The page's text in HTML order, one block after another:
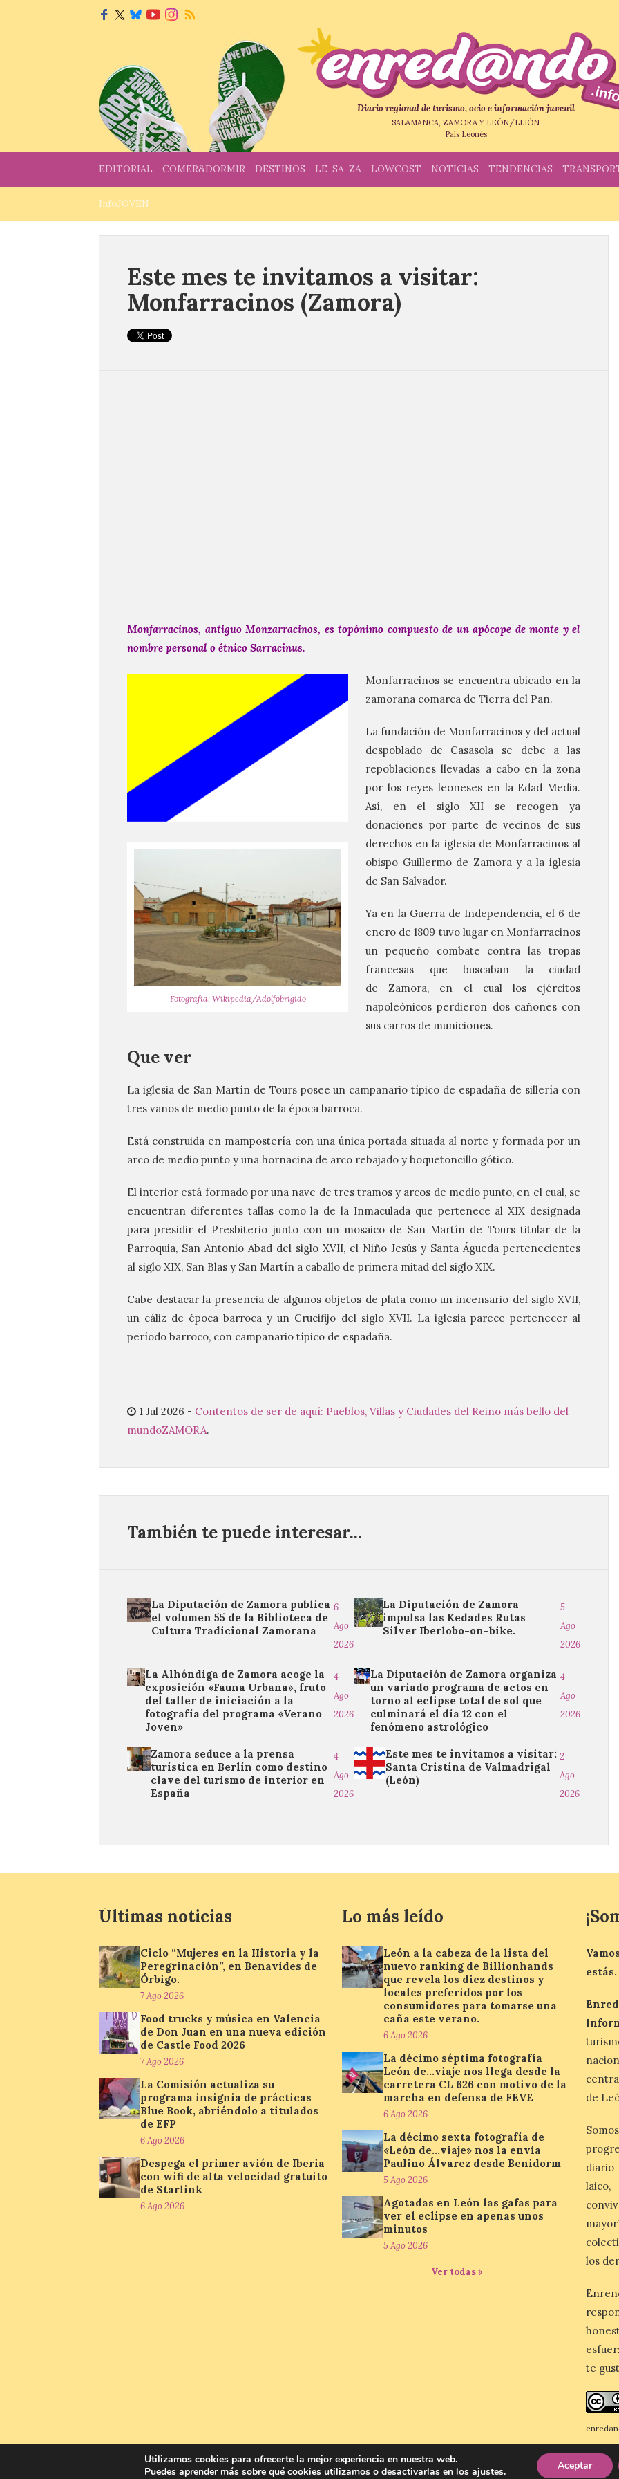
Diario regional de turismo, ocio e información juvenil
SALAMANCA, ZAMORA Y LEÓN/LLIÓN
País Leonés
EDITORIAL COMER&DORMIR DESTINOS LE-SA-ZA LOWCOST NOTICIAS TENDENCIAS
InfoJOVEN
Este mes te invitamos a visitar:
Monfarracinos (Zamora)
Monfarracinos, antiguo Monzarracinos, es topónimo compuesto de un apócope de monte y el
nombre personal o étnico Sarracinus.
Monfarracinos se encuentra ubicado en la
zamorana comarca de Tierra del Pan.
Fotografía: Wikipedia/Adolfobrigido
La fundación de Monfarracinos y del actual
despoblado de Casasola se debe a las
repoblaciones llevadas a cabo en la zona
por los reyes leoneses en la Edad Media.
Así, en el siglo XII se recogen ya
donaciones por parte de vecinos de sus
derechos en la iglesia de Monfarracinos al
obispo Guillermo de Zamora y a la iglesia
de San Salvador.
Ya en la Guerra de Independencia, el 6 de
enero de 1809 tuvo lugar en Monfarracinos
un pequeño combate contra las tropas
francesas que buscaban la ciudad
de Zamora, en el cual los ejércitos
napoleónicos perdieron dos cañones con
sus carros de municiones.
Que ver
La iglesia de San Martín de Tours posee un campanario típico de espadaña de sillería con
tres vanos de medio punto de la época barroca.
Está construida en mampostería con una única portada situada al norte y formada por un
arco de medio punto y una hornacina de arco rebajado y boquetoncillo gótico.
El interior está formado por una nave de tres tramos y arcos de medio punto, en el cual, se
encuentran diferentes tallas como la de la Inmaculada que pertenece al XIX designada
para presidir el Presbiterio junto con un mosaico de San Martín de Tours titular de la
Parroquia, San Antonio Abad del siglo XVII, el Niño Jesús y Santa Águeda pertenecientes
al siglo XIX, San Blas y San Martín a caballo de primera mitad del siglo XIX.
Cabe destacar la presencia de algunos objetos de plata como un incensario del siglo XVII,
un cáliz de época barroca y un Crucifijo del siglo XVII. La iglesia parece pertenecer al
período barroco, con campanario típico de espadaña.
1 Jul 2026 - Contentos de ser de aquí: Pueblos, Villas y Ciudades del Reino más bello del
mundoZAMORA.
También te puede interesar...
La Diputación de Zamora publica
el volumen 55 de la Biblioteca de
Cultura Tradicional Zamorana
6
Ago
2026
La Diputación de Zamora
impulsa las Kedades Rutas
Silver Iberlobo-on-bike.
5
Ago
2026
La Alhóndiga de Zamora acoge la
exposición «Fauna Urbana», fruto
del taller de iniciación a la
fotografía del programa «Verano
Joven»
4
Ago
2026
La Diputación de Zamora organiza
un variado programa de actos en
torno al eclipse total de sol que
culminará el día 12 con el
fenómeno astrológico
4
Ago
2026
Zamora seduce a la prensa
turística en Berlín como destino
clave del turismo de interior en
España
4
Ago
2026
Este mes te invitamos a visitar:
Santa Cristina de Valmadrigal
(León)
2
Ago
2026
Últimas noticias
Ciclo “Mujeres en la Historia y la
Peregrinación”, en Benavides de
Órbigo.
7 Ago 2026
Food trucks y música en Valencia
de Don Juan en una nueva edición
de Castle Food 2026
7 Ago 2026
La Comisión actualiza su
programa insignia de prácticas
Blue Book, abriéndolo a titulados
de EFP
6 Ago 2026
Despega el primer avión de Iberia
con wifi de alta velocidad gratuito
de Starlink
6 Ago 2026
Lo más leído
León a la cabeza de la lista del
nuevo ranking de Billionhands
que revela los diez destinos y
locales preferidos por los
consumidores para tomarse una
caña este verano.
6 Ago 2026
La décimo séptima fotografía
León de…viaje nos llega desde la
carretera CL 626 con motivo de la
marcha en defensa de FEVE
6 Ago 2026
La décimo sexta fotografía de
«León de…viaje» nos la envía
Paulino Álvarez desde Benidorm
5 Ago 2026
Agotadas en León las gafas para
ver el eclipse en apenas unos
minutos
5 Ago 2026
Ver todas »
estás.
de
diario
los
te
Utilizamos cookies para ofrecerte la mejor experiencia en nuestra web.
Puedes aprender más sobre qué cookies utilizamos o desactivarlas en losajustes. Aceptar